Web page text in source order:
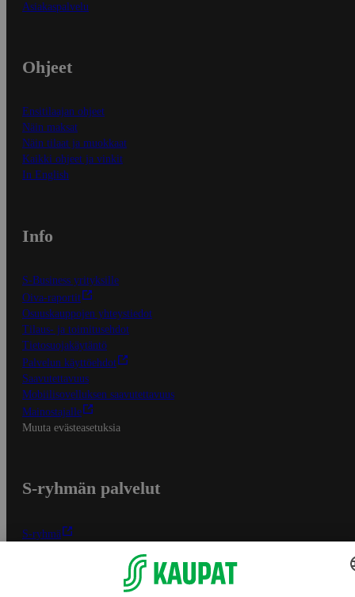
Asiakaspalvelu
Ohjeet
Ensitilaajan ohjeet
Näin maksat
Näin tilaat ja muokkaat
Kaikki ohjeet ja vinkit
In English
Info
S-Business yrityksille
Oiva-raportit
Osuuskauppojen yhteystiedot
Tilaus- ja toimitusehdot
Tietosuojakäytäntö
Palvelun käyttöehdot
Saavutettavuus
Mobiilisovelluksen saavutettavuus
Mainostajalle
Muuta evästeasetuksia
S-ryhmän palvelut
S-ryhmä
Yhteishyvä Ruoka -sovellus